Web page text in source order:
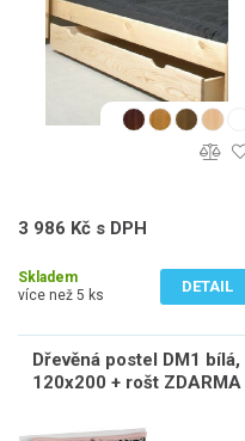
3 986 Kč s DPH
Skladem
více než 5 ks
DETAIL
Dřevěná postel DM1 bílá,
120x200 + rošt ZDARMA